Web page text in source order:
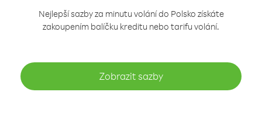
Nejlepší sazby za minutu volání do Polsko získáte
zakoupením balíčku kreditu nebo tarifu volání.
Zobrazit sazby